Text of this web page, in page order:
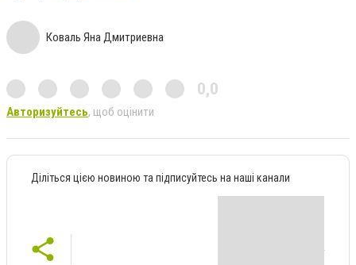
Коваль Яна Дмитриевна
0,0
Авторизуйтесь, щоб оцінити
Діліться цією новиною та підписуйтесь на наші канали